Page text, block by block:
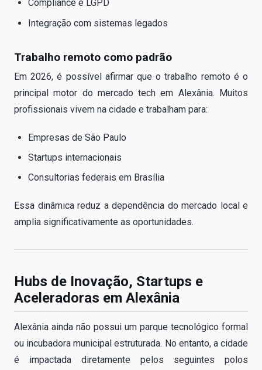
Compliance e LGPD
Integração com sistemas legados
Trabalho remoto como padrão
Em 2026, é possível afirmar que o trabalho remoto é o
principal motor do mercado tech em Alexânia. Muitos
profissionais vivem na cidade e trabalham para:
Empresas de São Paulo
Startups internacionais
Consultorias federais em Brasília
Essa dinâmica reduz a dependência do mercado local e
amplia significativamente as oportunidades.
Hubs de Inovação, Startups e
Aceleradoras em Alexânia
Alexânia ainda não possui um parque tecnológico formal
ou incubadora municipal estruturada. No entanto, a cidade
é impactada diretamente pelos seguintes polos